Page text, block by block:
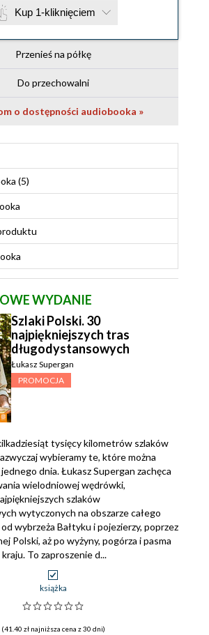
Kup 1-kliknięciem
Przenieś na półkę
Do przechowalni
o dostępności audiobooka »
(5)
WYDANIE
Szlaki Polski. 30
najpiękniejszych tras
długodystansowych
Łukasz Supergan
PROMOCJA
książka
(41.40 zł najniższa cena z 30 dni)
tysięcy kilometrów szlaków
wybieramy te, które można
dnia. Łukasz Supergan zachęca
wielodniowej wędrówki,
szlaków
wytyczonych na obszarze całego
wybrzeża Bałtyku i pojezierzy, poprzez
Polski, aż po wyżyny, pogórza i pasma
To zaproszenie d...